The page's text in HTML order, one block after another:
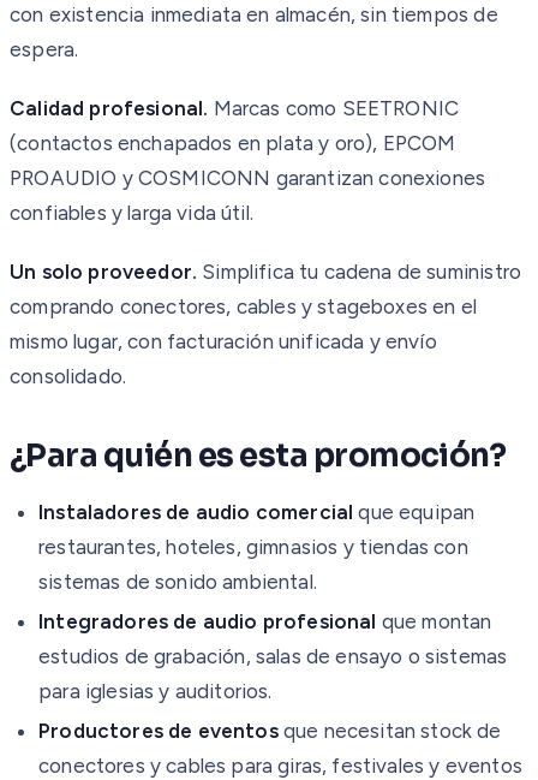
con existencia inmediata en almacén, sin tiempos de
espera.
Calidad profesional. Marcas como SEETRONIC
(contactos enchapados en plata y oro), EPCOM
PROAUDIO y COSMICONN garantizan conexiones
confiables y larga vida útil.
Un solo proveedor. Simplifica tu cadena de suministro
comprando conectores, cables y stageboxes en el
mismo lugar, con facturación unificada y envío
consolidado.
¿Para quién es esta promoción?
Instaladores de audio comercial que equipan
restaurantes, hoteles, gimnasios y tiendas con
sistemas de sonido ambiental.
Integradores de audio profesional que montan
estudios de grabación, salas de ensayo o sistemas
para iglesias y auditorios.
Productores de eventosque necesitan stock de
conectores y cables para giras, festivales y eventos